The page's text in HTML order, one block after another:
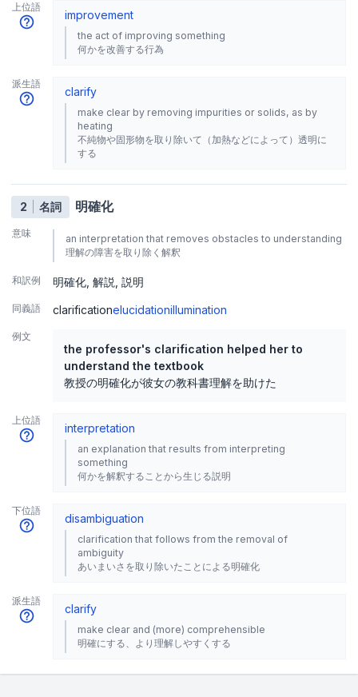
上位語
improvement
the act of improving something
何かを改善する行為
派生語
clarify
make clear by removing impurities or solids, as by
heating
不純物や固形物を取り除いて（加熱などによって）透明に
する
2 名詞 明確化
意味
an interpretation that removes obstacles to understanding
理解の障害を取り除く解釈
和訳例 明確化 解説 説明
同義語 clarificationelucidationillumination
例文
the professor's clarification helped her to
understand the textbook
教授の明確化が彼女の教科書理解を助けた
上位語
interpretation
an explanation that results from interpreting
something
何かを解釈することから生じる説明
下位語
disambiguation
clarification that follows from the removal of
ambiguity
あいまいさを取り除いたことによる明確化
派生語
clarify
make clear and (more) comprehensible
明確にする、より理解しやすくする